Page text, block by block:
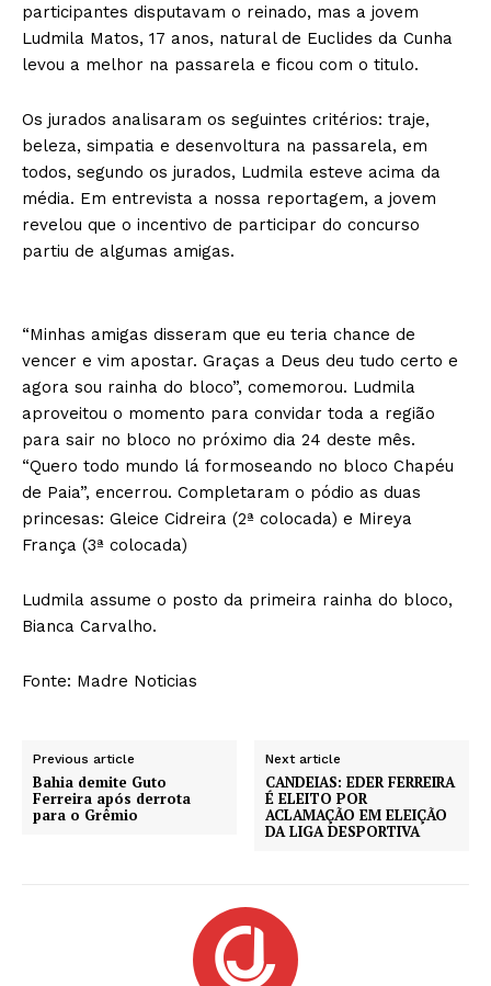
participantes disputavam o reinado, mas a jovem
Ludmila Matos, 17 anos, natural de Euclides da Cunha
levou a melhor na passarela e ficou com o titulo.
Os jurados analisaram os seguintes critérios: traje,
beleza, simpatia e desenvoltura na passarela, em
todos, segundo os jurados, Ludmila esteve acima da
média. Em entrevista a nossa reportagem, a jovem
revelou que o incentivo de participar do concurso
partiu de algumas amigas.
“Minhas amigas disseram que eu teria chance de
vencer e vim apostar. Graças a Deus deu tudo certo e
agora sou rainha do bloco”, comemorou. Ludmila
aproveitou o momento para convidar toda a região
para sair no bloco no próximo dia 24 deste mês.
“Quero todo mundo lá formoseando no bloco Chapéu
de Paia”, encerrou. Completaram o pódio as duas
princesas: Gleice Cidreira (2ª colocada) e Mireya
França (3ª colocada)
Ludmila assume o posto da primeira rainha do bloco,
Bianca Carvalho.
Fonte: Madre Noticias
Previous article
Bahia demite Guto
Ferreira após derrota
para o Grêmio
Next article
CANDEIAS: EDER FERREIRA
É ELEITO POR
ACLAMAÇÃO EM ELEIÇÃO
DA LIGA DESPORTIVA